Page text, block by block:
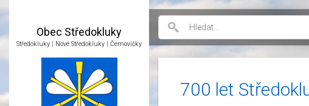
Obec Středokluky
Středokluky | Nové Středokluky | Černovičky
700 let